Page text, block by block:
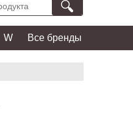
W Все бренды